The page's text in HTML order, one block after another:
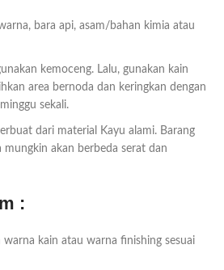
bara api, asam/bahan kimia atau
kemoceng. Lalu, gunakan kain
area bernoda dan keringkan dengan
sekali.
dari material Kayu alami. Barang
mungkin akan berbeda serat dan
:
kain atau warna finishing sesuai